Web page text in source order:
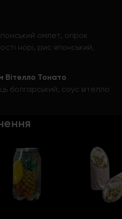
омлет, огірок
норі, рис японський,
Вітелло Тонато
болгарський, соус вітелло